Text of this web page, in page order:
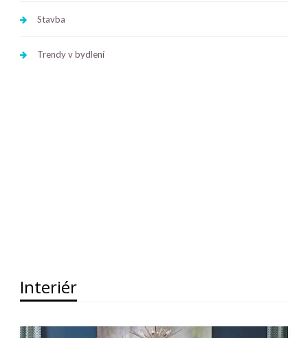
Stavba
Trendy v bydlení
Interiér